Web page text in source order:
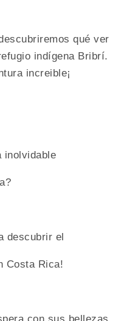
qué ver
indígena Bribrí.
increible¡
inolvidable
descubrir el
Costa Rica!
con sus bellezas